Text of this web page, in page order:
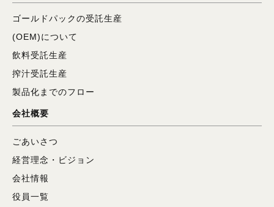
ゴールドパックの受託生産
(OEM)について
飲料受託生産
搾汁受託生産
製品化までのフロー
会社概要
ごあいさつ
経営理念・ビジョン
会社情報
役員一覧